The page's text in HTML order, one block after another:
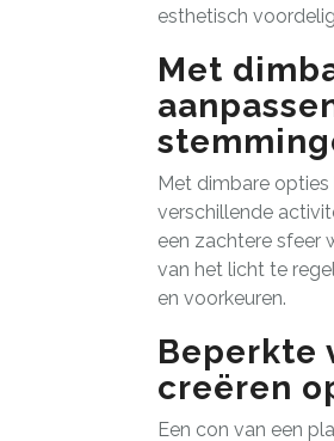
esthetisch
Met
Met dimbare
verschillende
een zachtere sfeer
van het licht te
en voorkeuren.
Beperkte
creëren
Een con van een